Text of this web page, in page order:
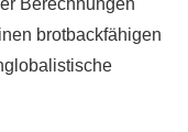
Berechnungen
brotbackfähigen